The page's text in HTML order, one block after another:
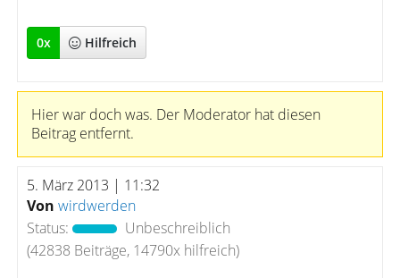
0x Hilfreich
Hier war doch was. Der Moderator hat diesen
Beitrag entfernt.
5. März 2013 | 11:32
Von wirdwerden
Status:
Unbeschreiblich
(42838 Beiträge, 14790x hilfreich)